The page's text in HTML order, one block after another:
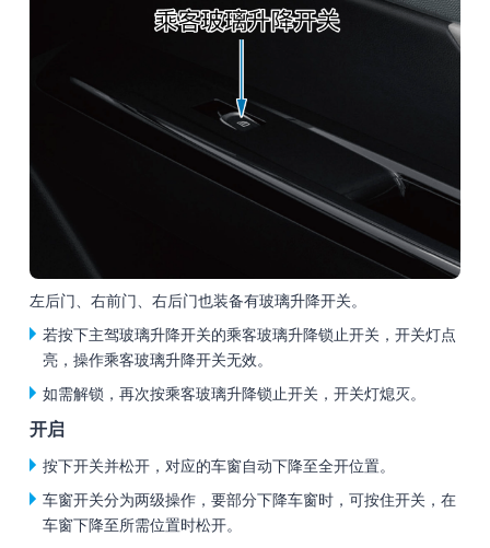
左后门、右前门、右后门也装备有玻璃升降开关。
若按下主驾玻璃升降开关的乘客玻璃升降锁止开关，开关灯点
亮，操作乘客玻璃升降开关无效。
如需解锁，再次按乘客玻璃升降锁止开关，开关灯熄灭。
开启
按下开关并松开，对应的车窗自动下降至全开位置。
车窗开关分为两级操作，要部分下降车窗时，可按住开关，在
车窗下降至所需位置时松开。